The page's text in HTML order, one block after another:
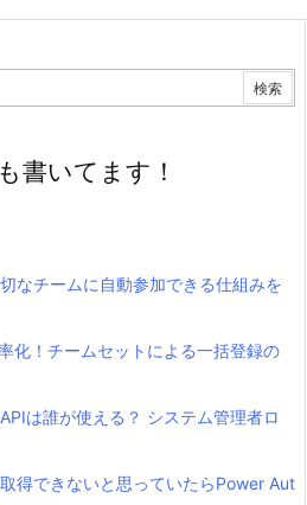
書いてます！
なチームに自動参加できる仕組みを
化！チームセットによる一括登録の
は誰が使える？ システム管理者ロ
得できないと思っていたらPower Aut